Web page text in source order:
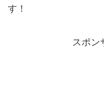
す！
スポン